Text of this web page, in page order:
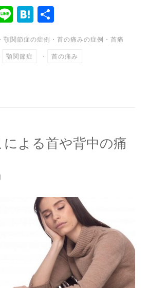
Li
ne
H
at
en
有
・ 顎関節症の症例 ・ 首の痛みの症例 ・ 首痛
顎関節症 ・ 首の痛み
よる首や背中の痛